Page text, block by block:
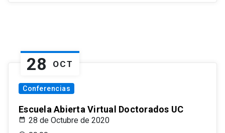
28 OCT
Conferencias
Escuela Abierta Virtual Doctorados UC
28 de Octubre de 2020